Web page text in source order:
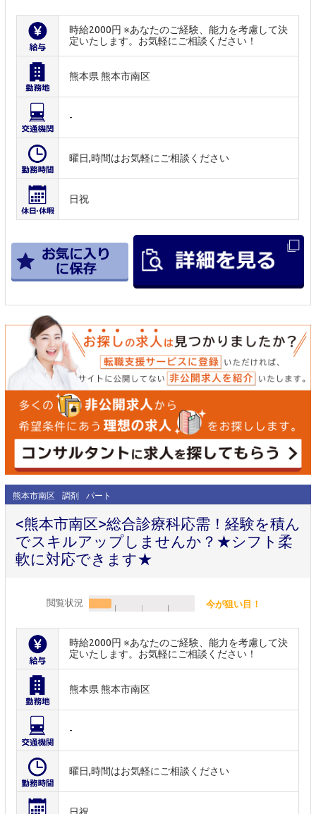
時給2000円 ※あなたのご経験、能力を考慮して決
定いたします。お気軽にご相談ください！
熊本県 熊本市南区
-
曜日,時間はお気軽にご相談ください
日祝
熊本市南区 調剤 パート
<熊本市南区>総合診療科応需！経験を積ん
でスキルアップしませんか？★シフト柔
軟に対応できます★
閲覧状況 今が狙い目！
時給2000円 ※あなたのご経験、能力を考慮して決
定いたします。お気軽にご相談ください！
熊本県 熊本市南区
-
曜日,時間はお気軽にご相談ください